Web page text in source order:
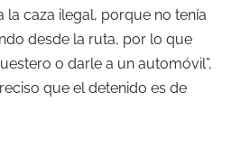
caza ilegal, porque no tenía
desde la ruta, por lo que
o darle a un automóvil”,
que el detenido es de